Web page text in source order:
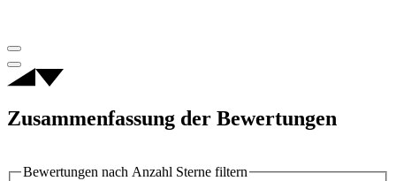
Zusammenfassung der Bewertungen
Bewertungen nach Anzahl Sterne filtern